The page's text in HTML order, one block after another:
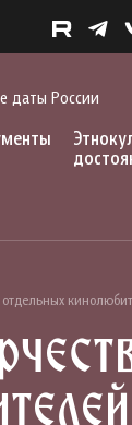
даты России